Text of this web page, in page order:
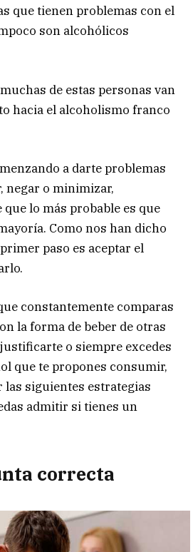
que tienen problemas con el
son alcohólicos
de estas personas van
hacia el alcoholismo franco
a darte problemas
negar o minimizar,
lo más probable es que
Como nos han dicho
paso es aceptar el
constantemente comparas
la forma de beber de otras
o siempre excedes
que te propones consumir,
las siguientes estrategias
admitir si tienes un
correcta